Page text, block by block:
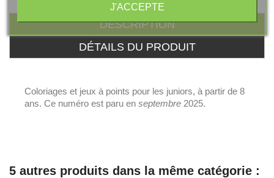
DESCRIPTION
DÉTAILS DU PRODUIT
Coloriages et jeux à points pour les juniors, à partir de 8
ans. Ce numéro est paru en septembre 2025.
5 autres produits dans la même catégorie :
J'ACCEPTE